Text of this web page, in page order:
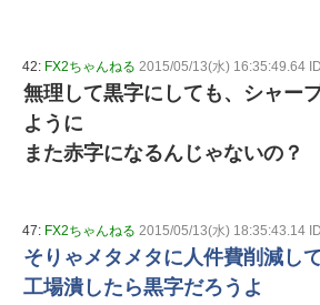
42: FX2ちゃんねる 2015/05/13(水) 16:35:49.64
無理して黒字にしても、シャー
ように
また赤字になるんじゃないの？
47: FX2ちゃんねる 2015/05/13(水) 18:35:43.14
そりゃメタメタに人件費削減し
工場潰したら黒字だろうよ